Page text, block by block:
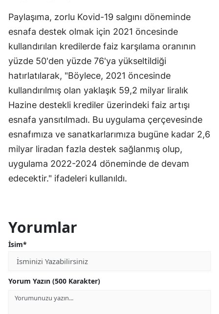
Giresun
Gümüşhane
Hatay
Isparta
İstanbul
İzmir
Paylaşıma, zorlu Kovid-19 salgını döneminde
esnafa destek olmak için 2021 öncesinde
kullandırılan kredilerde faiz karşılama oranının
yüzde 50'den yüzde 76'ya yükseltildiği
hatırlatılarak, "Böylece, 2021 öncesinde
kullandırılmış olan yaklaşık 59,2 milyar liralık
Hazine destekli krediler üzerindeki faiz artışı
esnafa yansıtılmadı. Bu uygulama çerçevesinde
esnafımıza ve sanatkarlarımıza bugüne kadar 2,6
milyar liradan fazla destek sağlanmış olup,
uygulama 2022-2024 döneminde de devam
edecektir." ifadeleri kullanıldı.
Yorumlar
İsim*
Yorum Yazın (500 Karakter)